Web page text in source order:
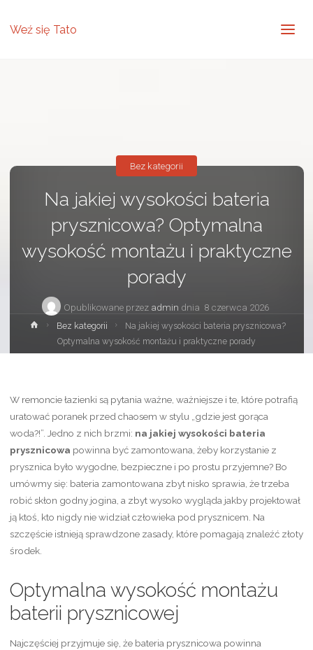
Weź się Tato
Na jakiej wysokości bateria
prysznicowa? Optymalna
wysokość montażu i praktyczne
porady
Opublikowane przez admin dnia 8 czerwca 2026
Bez kategorii
Strona
główna
Bez kategorii
Na jakiej wysokości bateria prysznicowa?
Optymalna wysokość montażu i praktyczne porady
W remoncie łazienki są pytania ważne, ważniejsze i te, które potrafią
uratować poranek przed chaosem w stylu „gdzie jest gorąca
woda?!”. Jedno z nich brzmi: na jakiej wysokości bateria
prysznicowa powinna być zamontowana, żeby korzystanie z
prysznica było wygodne, bezpieczne i po prostu przyjemne? Bo
umówmy się: bateria zamontowana zbyt nisko sprawia, że trzeba
robić skłon godny jogina, a zbyt wysoko wygląda jakby projektował
ją ktoś, kto nigdy nie widział człowieka pod prysznicem. Na
szczęście istnieją sprawdzone zasady, które pomagają znaleźć złoty
środek.
Optymalna wysokość montażu
baterii prysznicowej
Najczęściej przyjmuje się, że bateria prysznicowa powinna